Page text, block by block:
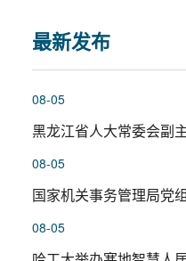
最新发布
08-05
08-05
08-05